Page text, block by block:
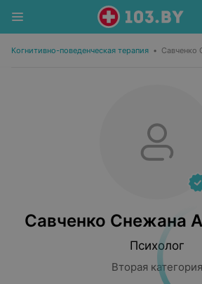
Когнитивно-поведенческая терапия • Савченко
Савченко Снежана
Психолог
Вторая категория